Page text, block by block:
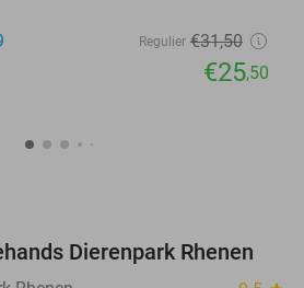
Regulier €31,50
€25,50
19%
Dierenpark Rhenen